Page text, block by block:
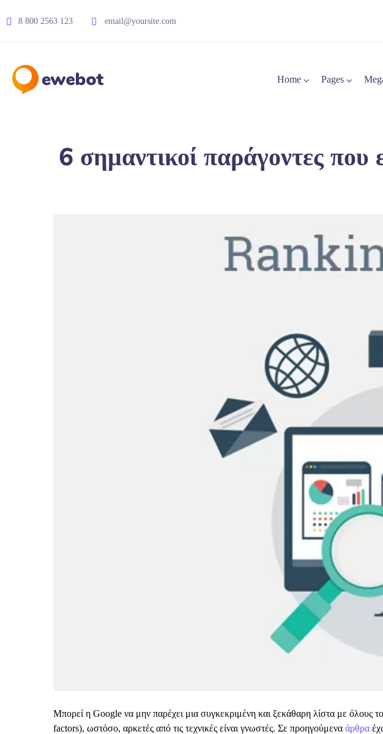
8 800 2563 123 email@yoursite.com
Home Pages
6 σημαντικοί παράγοντες
Μπορεί η Google να μην παρέχει μια συγκεκριμένη και ξεκάθαρη λίστα με όλους
factors), ωστόσο, αρκετές από τις τεχνικές είναι γνωστές. Σε προηγούμενα άρθρα